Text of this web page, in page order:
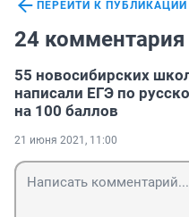
ПЕРЕЙТИ К ПУБЛИКАЦИИ
24
55 новосибирских
написали ЕГЭ по
на 100 баллов
21 июня 2021, 11:00